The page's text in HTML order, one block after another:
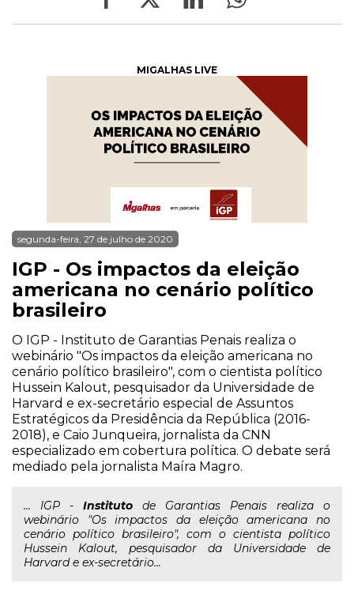
MIGALHAS LIVE
segunda-feira, 27 de julho de 2020
IGP - Os impactos da eleição
americana no cenário político
brasileiro
O IGP - Instituto de Garantias Penais realiza o
webinário "Os impactos da eleição americana no
cenário político brasileiro", com o cientista político
Hussein Kalout, pesquisador da Universidade de
Harvard e ex-secretário especial de Assuntos
Estratégicos da Presidência da República (2016-
2018), e Caio Junqueira, jornalista da CNN
especializado em cobertura política. O debate será
mediado pela jornalista Maíra Magro.
... IGP - Instituto de Garantias Penais realiza o
webinário "Os impactos da eleição americana no
cenário político brasileiro", com o cientista político
Hussein Kalout, pesquisador da Universidade de
Harvard e ex-secretário...